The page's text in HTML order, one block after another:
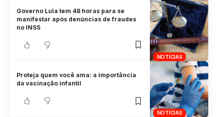
NOTÍCIAS
Governo Lula tem 48 horas para se
manifestar após denúncias de fraudes
no INSS
NOTÍCIAS
Proteja quem você ama: a importância
da vacinação infantil